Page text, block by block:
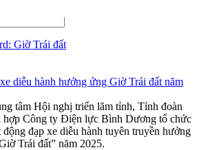
Giờ Trái đất
diễu hành hưởng ứng Giờ Trái đất năm
tâm Hội nghị triển lãm tỉnh, Tỉnh đoàn
Công ty Điện lực Bình Dương tổ chức
đạp xe diễu hành tuyên truyền hưởng
Trái đất” năm 2025.